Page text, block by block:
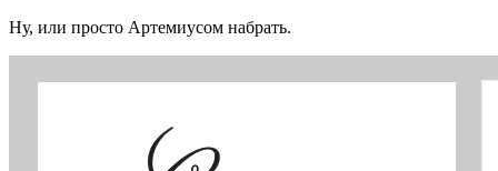
Ну, или просто Артемиусом набрать.